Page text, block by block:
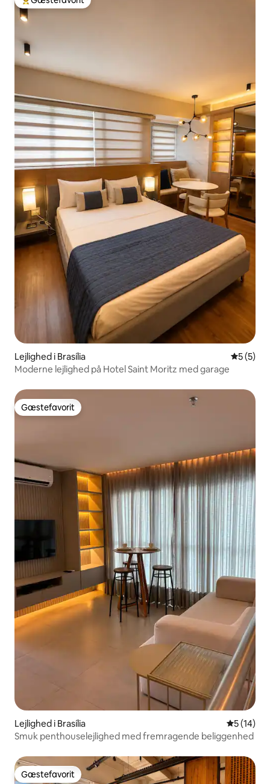
Bedste gæstefavorit
Lejlighed i Brasília 5 ud af 5
5 (5)
Moderne lejlighed på Hotel Saint Moritz med garage
Gæstefavorit
Gæstefavorit
Lejlighed i Brasília 5 ud af 5 i
5 (14)
Smuk penthouselejlighed med fremragende beliggenhed
Gæstefavorit
Gæstefavorit